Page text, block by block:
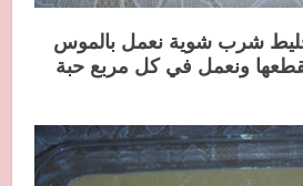
الخليط شرب شوية نعمل بالموس
ونعمل في كل مربع حبة